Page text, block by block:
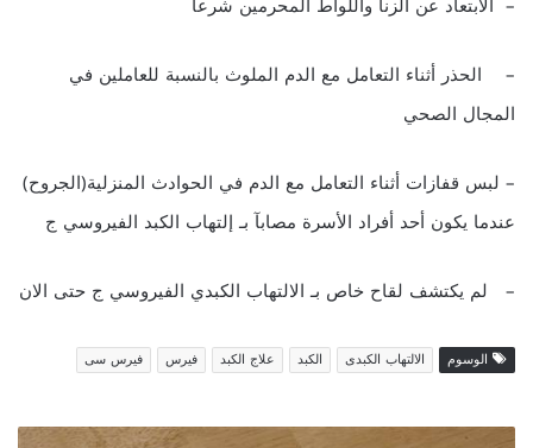
– الحذر أثناء التعامل مع الدم الملوث بالنسبة للعاملين في
المجال الصحي
– لبس قفازات أثناء التعامل مع الدم في الحوادث المنزلية(الجروح)
عندما يكون أحد أفراد الأسرة مصابآ بـ إلتهاب الكبد الفيروسي ج
– لم يكتشف لقاح خاص بـ الالتهاب الكبدي الفيروسي ج حتى الان
الوسوم الالتهاب الكبدى الكبد علاج الكبد فيرس فيرس سى
ت